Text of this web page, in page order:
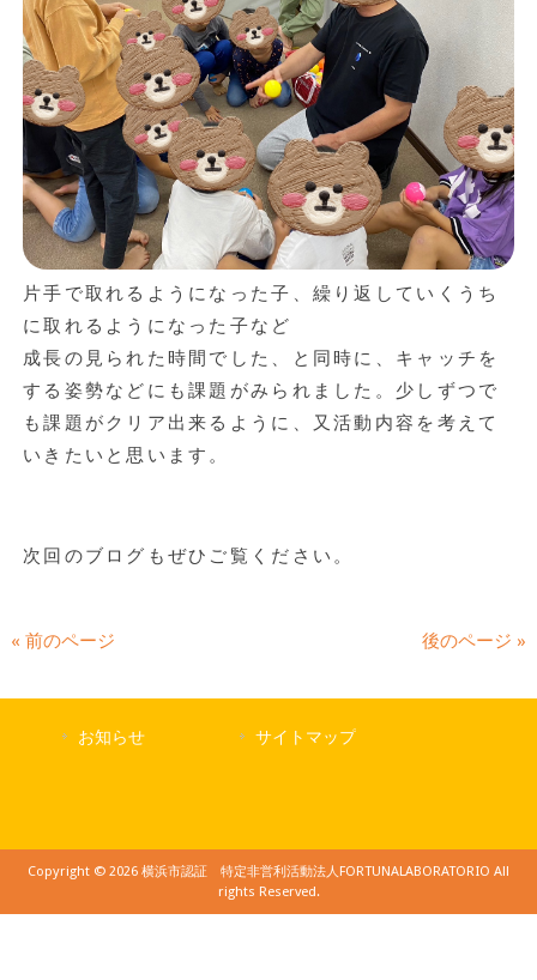
片手で取れるようになった子、繰り返していくうち
に取れるようになった子など
成長の見られた時間でした、と同時に、キャッチを
する姿勢などにも課題がみられました。少しずつで
も課題がクリア出来るように、又活動内容を考えて
いきたいと思います。
次回のブログもぜひご覧ください。
« 前のページ 後のページ »
お知らせ サイトマップ
Copyright © 2026 横浜市認証 特定非営利活動法人FORTUNALABORATORIO All
rights Reserved.